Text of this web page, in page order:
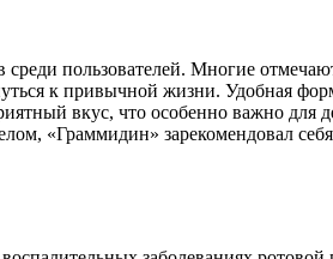
пользователей. Многие
к привычной жизни. Удобная
вкус, что особенно важно для
«Граммидин» зарекомендовал